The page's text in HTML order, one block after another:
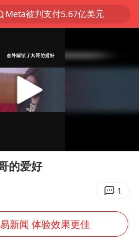
Meta被判支付5.67亿美元
阿根廷足协发文力挺因凡蒂诺
中国稀土盘中涨停
台风白海豚最新路径研判来了
女子利用漏洞0元薅走3000多件家电
深圳地面沉降致车辆损坏系谣言
的爱好
1
新闻 体验效果更佳